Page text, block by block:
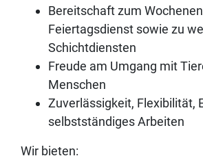
Bereitschaft zum
Feiertagsdienst sowie zu
Schichtdiensten
Freude am Umgang mit
Menschen
Zuverlässigkeit, Flexibilität,
selbstständiges Arbeiten
Wir bieten: